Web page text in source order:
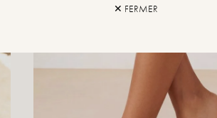
✕ FERMER